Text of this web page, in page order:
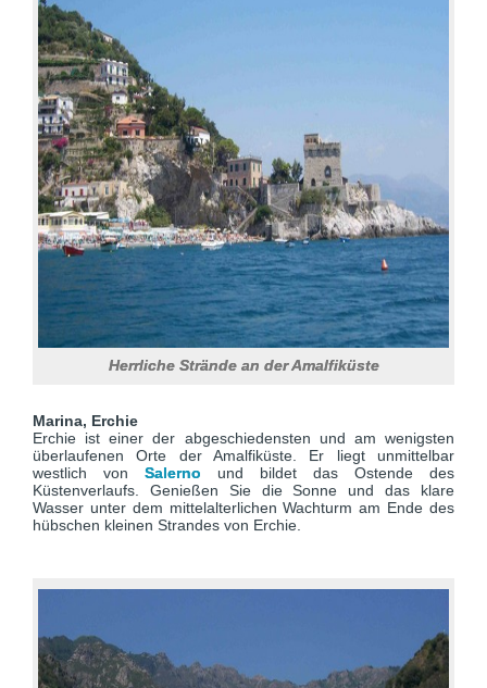
Herrliche Strände an der Amalfiküste
Marina, Erchie
Erchie ist einer der abgeschiedensten und am wenigsten
überlaufenen Orte der Amalfiküste. Er liegt unmittelbar
westlich von Salerno und bildet das Ostende des
Küstenverlaufs. Genießen Sie die Sonne und das klare
Wasser unter dem mittelalterlichen Wachturm am Ende des
hübschen kleinen Strandes von Erchie.